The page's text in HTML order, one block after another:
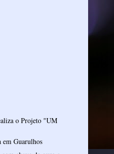
o Projeto "UM
Guarulhos